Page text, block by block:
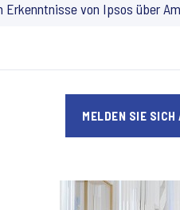
Erkenntnisse von Ipsos über
MELDEN SIE